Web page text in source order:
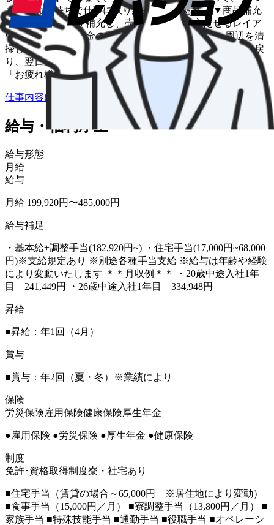
も新鮮な気持ちで仕事に取り組めるのが魅力。 ▼商品補充
＆売上回収 商品を補充し、売れ筋商品を目立たせるレイア
ウトの変更や 売上金の回収などをおこないます。 周辺を清
掃したら、次の台へ…と繰り返します。 ▼帰社 営業所に戻
り、翌日分の商品準備、報告書の作成・提出を 終えたら、
「お疲れ様でした！」
仕事内容について詳しく知りたい
給与・福利厚生
給与形態
月給
給与
月給 199,920円〜485,000円
給与補足
・基本給+調整手当(182,920円~) ・住宅手当(17,000円~68,000
円)※支給規定あり ※別途各種手当支給 ※給与は年齢や経験
により変動いたします ＊＊月収例＊＊ ・20歳中途入社1年
目 241,449円 ・26歳中途入社1年目 334,948円
昇給
■昇給：年1回（4月）
賞与
■賞与：年2回（夏・冬）※業績により
保険
労災保険雇用保険健康保険厚生年金
●雇用保険 ●労災保険 ●厚生年金 ●健康保険
制度
免許･資格取得制度寮・社宅あり
■住宅手当（賃貸の場合～65,000円 ※居住地により変動）
■食事手当（15,000円／月） ■寮調整手当（13,800円／月） ■
家族手当 ■特殊技能手当 ■通勤手当 ■役職手当 ■オペレーシ